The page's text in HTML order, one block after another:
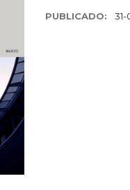
PUBLICADO: 31-